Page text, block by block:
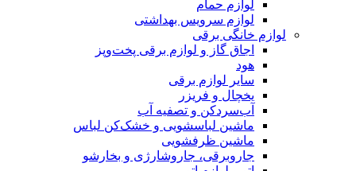
لوازم حمام
لوازم سرویس بهداشتی
لوازم خانگی برقی
اجاق گاز و لوازم برقی پخت‌وپز
هود
سایر لوازم برقی
یخچال و فریزر
آب‌سردکن و تصفیه آب
ماشین لباسشویی و خشک‌کن لباس
ماشین ظرفشویی
جاروبرقی، جاروشارژی و بخارشو